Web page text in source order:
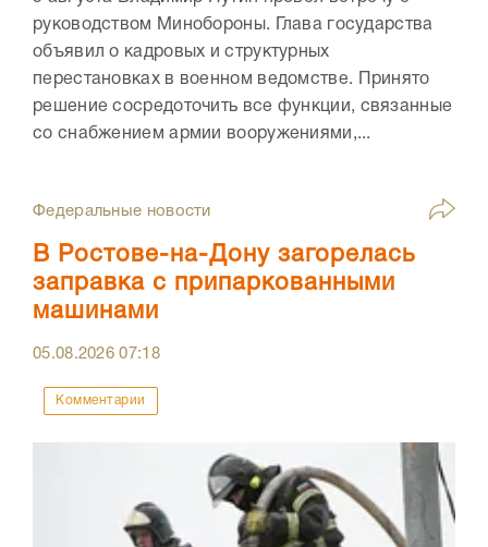
руководством Минобороны. Глава государства
объявил о кадровых и структурных
перестановках в военном ведомстве. Принято
решение сосредоточить все функции, связанные
со снабжением армии вооружениями,...
Федеральные новости
В Ростове-на-Дону загорелась
заправка с припаркованными
машинами
05.08.202607:18
Комментарии